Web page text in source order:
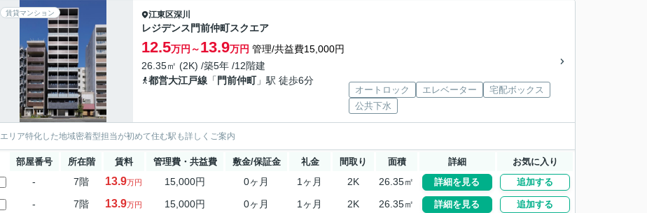
賃貸マンション 江東区深川
レジデンス門前仲町スクエア
12.5万円～13.9万円 管理/共益費15,000円
26.35㎡ (2K) /築5年 /12階建
都営大江戸線 「 門前仲町」駅 徒歩6分
オートロック エレベーター
宅配ボックス
公共下水
エリア特化した地域密着型担当が初めて住む駅も詳しくご案内
部屋番号 所在階 賃料 管理費・共益費 敷金/保証金 礼金 間取り 面積 詳細 お気に入り
- 7階 13.9万円 15,000円 0ヶ月 1ヶ月 2K 26.35㎡ 詳細を見る 追加する
- 7階 13.9万円 15,000円 0ヶ月 1ヶ月 2K 26.35㎡ 詳細を見る 追加する